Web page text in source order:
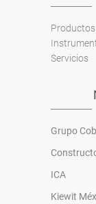
Productos
Servicios
Grupo
ICA
Kiewit